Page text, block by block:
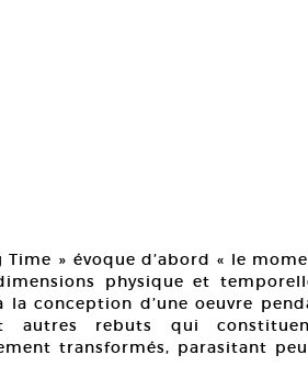
Time » évoque d’abord « le
physique et
la conception d’une oeuvre
autres rebuts qui
transformés, parasitant